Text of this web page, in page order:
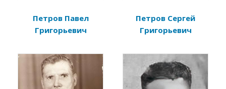
Петров Павел
Григорьевич
Петров Сергей
Григорьевич